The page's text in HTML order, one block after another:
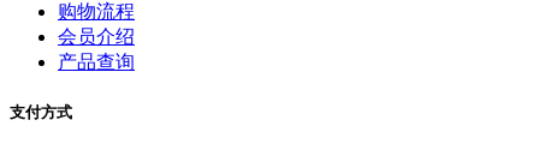
购物流程
会员介绍
产品查询
支付方式